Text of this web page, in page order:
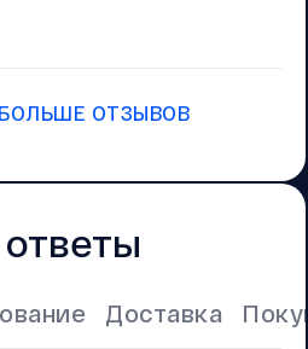
ОТЗЫВОВ
Доставка